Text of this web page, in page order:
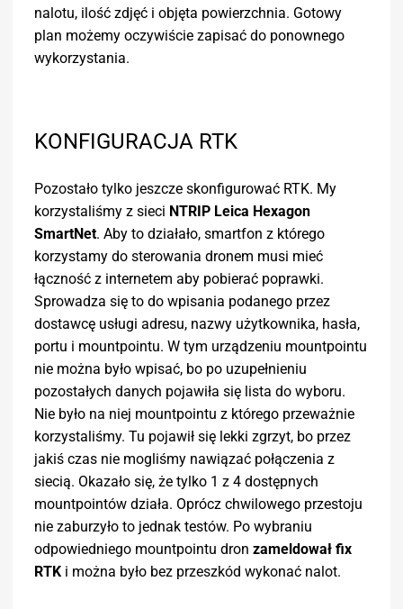
nalotu, ilość zdjęć i objęta powierzchnia. Gotowy
plan możemy oczywiście zapisać do ponownego
wykorzystania.
KONFIGURACJA RTK
Pozostało tylko jeszcze skonfigurować RTK. My
korzystaliśmy z sieci NTRIP Leica Hexagon
SmartNet. Aby to działało, smartfon z którego
korzystamy do sterowania dronem musi mieć
łączność z internetem aby pobierać poprawki.
Sprowadza się to do wpisania podanego przez
dostawcę usługi adresu, nazwy użytkownika, hasła,
portu i mountpointu. W tym urządzeniu mountpointu
nie można było wpisać, bo po uzupełnieniu
pozostałych danych pojawiła się lista do wyboru.
Nie było na niej mountpointu z którego przeważnie
korzystaliśmy. Tu pojawił się lekki zgrzyt, bo przez
jakiś czas nie mogliśmy nawiązać połączenia z
siecią. Okazało się, że tylko 1 z 4 dostępnych
mountpointów działa. Oprócz chwilowego przestoju
nie zaburzyło to jednak testów. Po wybraniu
odpowiedniego mountpointu dron zameldował fix
RTK i można było bez przeszkód wykonać nalot.